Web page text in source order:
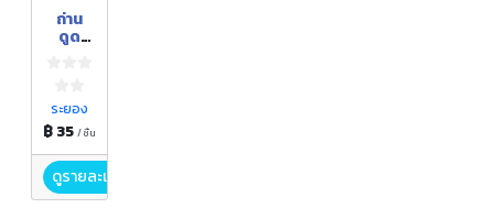
ถ่าน
ดูด
โคล /
ถ่าน
ไม้ไผ่
นวัตก
รรม
ชุมชน
ระยอง
฿ 35 / ชิ้น
ดูรายละเอียด